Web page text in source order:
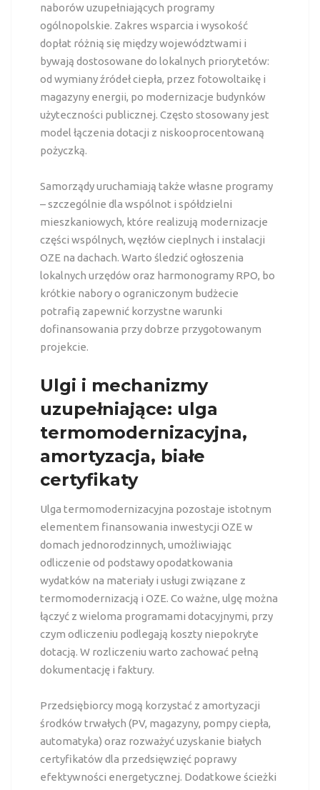
naborów uzupełniających programy
ogólnopolskie. Zakres wsparcia i wysokość
dopłat różnią się między województwami i
bywają dostosowane do lokalnych priorytetów:
od wymiany źródeł ciepła, przez fotowoltaikę i
magazyny energii, po modernizacje budynków
użyteczności publicznej. Często stosowany jest
model łączenia dotacji z niskooprocentowaną
pożyczką.
Samorządy uruchamiają także własne programy
– szczególnie dla wspólnot i spółdzielni
mieszkaniowych, które realizują modernizacje
części wspólnych, węzłów cieplnych i instalacji
OZE na dachach. Warto śledzić ogłoszenia
lokalnych urzędów oraz harmonogramy RPO, bo
krótkie nabory o ograniczonym budżecie
potrafią zapewnić korzystne warunki
dofinansowania przy dobrze przygotowanym
projekcie.
Ulgi i mechanizmy
uzupełniające: ulga
termomodernizacyjna,
amortyzacja, białe
certyfikaty
Ulga termomodernizacyjna pozostaje istotnym
elementem finansowania inwestycji OZE w
domach jednorodzinnych, umożliwiając
odliczenie od podstawy opodatkowania
wydatków na materiały i usługi związane z
termomodernizacją i OZE. Co ważne, ulgę można
łączyć z wieloma programami dotacyjnymi, przy
czym odliczeniu podlegają koszty niepokryte
dotacją. W rozliczeniu warto zachować pełną
dokumentację i faktury.
Przedsiębiorcy mogą korzystać z amortyzacji
środków trwałych (PV, magazyny, pompy ciepła,
automatyka) oraz rozważyć uzyskanie białych
certyfikatów dla przedsięwzięć poprawy
efektywności energetycznej. Dodatkowe ścieżki